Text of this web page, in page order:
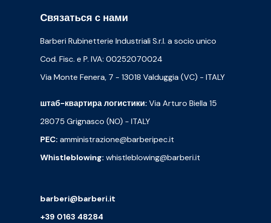
Связаться с нами
Barberi Rubinetterie Industriali S.r.l. a socio unico
Cod. Fisc. e P. IVA: 00252070024
Via Monte Fenera, 7 - 13018 Valduggia (VC) - ITALY
штаб-квартира логистики: Via Arturo Biella 15
28075 Grignasco (NO) - ITALY
PEC: amministrazione@barberipec.it
Whistleblowing: whistleblowing@barberi.it
barberi@barberi.it
+39 0163 48284